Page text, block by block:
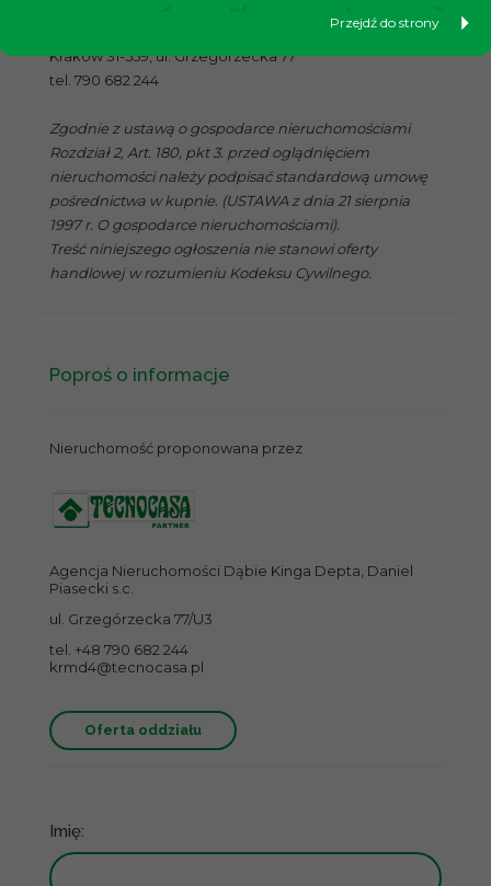
Przejdź do strony
Kraków 31-559, ul. Grzegórzecka 77
tel. 790 682 244
Zgodnie z ustawą o gospodarce nieruchomościami
Rozdział 2, Art. 180, pkt 3. przed oglądnięciem
nieruchomości należy podpisać standardową umowę
pośrednictwa w kupnie. (USTAWA z dnia 21 sierpnia
1997 r. O gospodarce nieruchomościami).
Treść niniejszego ogłoszenia nie stanowi oferty
handlowej w rozumieniu Kodeksu Cywilnego.
Poproś o informacje
Nieruchomość proponowana przez
Agencja Nieruchomości Dąbie Kinga Depta, Daniel
Piasecki s.c.
ul. Grzegórzecka 77/U3
tel. +48 790 682 244
krmd4@tecnocasa.pl
Oferta oddziału
Imię: